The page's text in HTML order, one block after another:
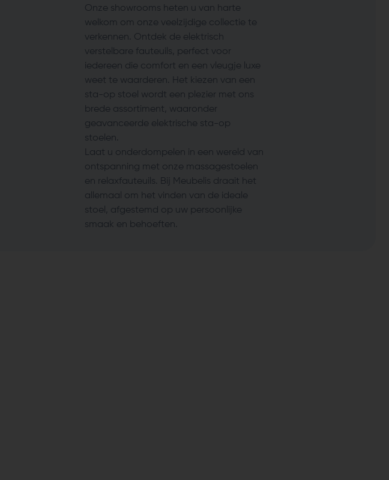
Onze showrooms heten u van harte
welkom om onze veelzijdige collectie te
verkennen. Ontdek de elektrisch
verstelbare fauteuils, perfect voor
iedereen die comfort en een vleugje luxe
weet te waarderen. Het kiezen van een
sta-op stoel wordt een plezier met ons
brede assortiment, waaronder
geavanceerde elektrische sta-op
stoelen.
Laat u onderdompelen in een wereld van
ontspanning met onze massagestoelen
en relaxfauteuils. Bij Meubelis draait het
allemaal om het vinden van de ideale
stoel, afgestemd op uw persoonlijke
smaak en behoeften.